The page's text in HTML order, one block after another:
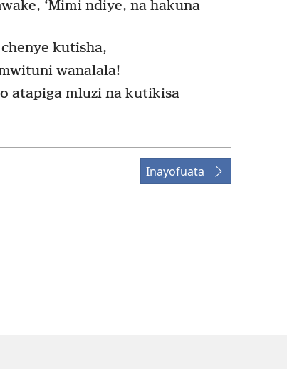
‘Mimi ndiye, na hakuna
kutisha,
wanalala!
atapiga mluzi na kutikisa
Inayofuata